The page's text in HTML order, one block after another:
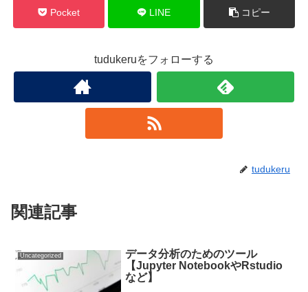
Pocket LINE コピー
tudukeruをフォローする
tudukeru
関連記事
Uncategorized
データ分析のためのツール
【Jupyter NotebookやRstudio
など】